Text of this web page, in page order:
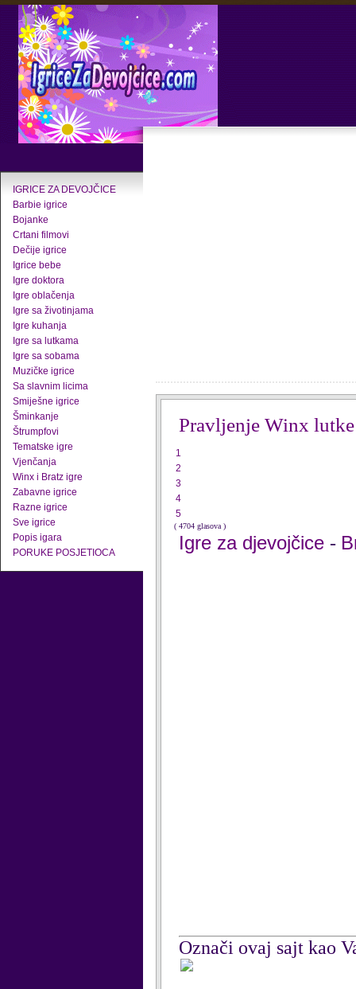
IGRICE ZA DEVOJČICE
Barbie igrice
Bojanke
Crtani filmovi
Dečije igrice
Igrice bebe
Igre doktora
Igre oblačenja
Igre sa životinjama
Igre kuhanja
Igre sa lutkama
Igre sa sobama
Muzičke igrice
Sa slavnim licima
Smiješne igrice
Šminkanje
Štrumpfovi
Tematske igre
Vjenčanja
Winx i Bratz igre
Zabavne igrice
Razne igrice
Sve igrice
Popis igara
PORUKE POSJETIOCA
Pravljenje Winx lutke
1
2
3
4
5
( 4704 glasova )
Igre za djevojčice -
Označi ovaj sajt kao